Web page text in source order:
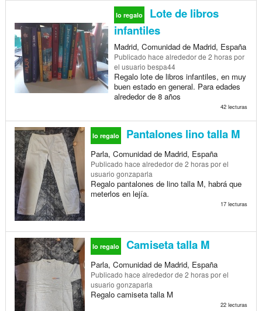
lo regalo
Lote de libros
infantiles
Madrid, Comunidad de Madrid, España
Publicado hace alrededor de 2 horaspor
el usuario bespa44
Regalo lote de libros infantiles, en muy
buen estado en general. Para edades
alrededor de 8 años
42 lecturas
lo regalo Pantalones lino talla M
Parla, Comunidad de Madrid, España
Publicado hace alrededor de 2 horaspor el
usuario gonzaparla
Regalo pantalones de lino talla M, habrá que
meterlos en lejía.
17 lecturas
lo regalo Camiseta talla M
Parla, Comunidad de Madrid, España
Publicado hace alrededor de 2 horaspor el
usuario gonzaparla
Regalo camiseta talla M
22 lecturas